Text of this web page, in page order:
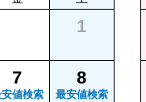
1
7
値検索
8
最安値検索